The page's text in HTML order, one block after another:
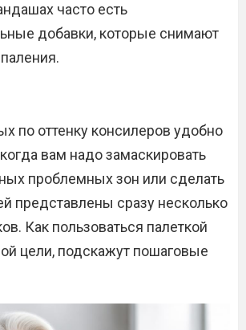
часто есть
добавки, которые снимают
по оттенку консилеров удобно
вам надо замаскировать
проблемных зон или сделать
представлены сразу несколько
Как пользоваться палеткой
цели, подскажут пошаговые